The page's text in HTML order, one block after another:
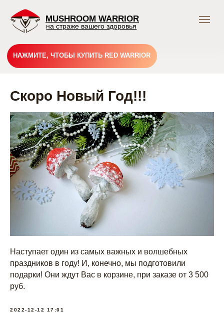
MUSHROOM WARRIOR
на страже вашего здоровья
Подпишись и получай
выгодные предложения
Грибного Воина !
В нашем тг-канале вы найдете всю актуальную
информацию о скидках, акциях и распродажах.
Подписывайтесь и будьте в курсе событий!
Подписаться
Скоро Новый Год!!!
Наступает один из самых важных и волшебных
праздников в году! И, конечно, мы подготовили
подарки! Они ждут Вас в корзине, при заказе от 3 500
руб.
2022-12-12 17:01